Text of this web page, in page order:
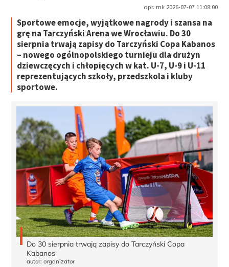
opr. mk 2026-07-07 11:08:00
Sportowe emocje, wyjątkowe nagrody i szansa na
grę na Tarczyński Arena we Wrocławiu. Do 30
sierpnia trwają zapisy do Tarczyński Copa Kabanos
– nowego ogólnopolskiego turnieju dla drużyn
dziewczęcych i chłopięcych w kat. U-7, U-9 i U-11
reprezentujących szkoły, przedszkola i kluby
sportowe.
Do 30 sierpnia trwają zapisy do Tarczyński Copa
Kabanos
autor: organizator